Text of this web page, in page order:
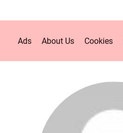
Ads About Us Cookies